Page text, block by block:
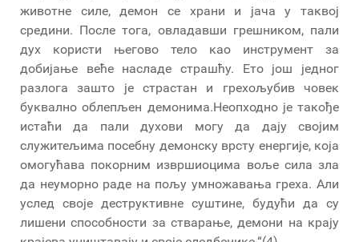
животне силе, демон се храни и јача у таквој
средини. После тога, овладавши грешником, пали
дух користи његово тело као инструмент за
добијање веће насладе страшћу. Ето још једног
разлога зашто је страстан и грехољубив човек
буквално облепљен демонима.Неопходно је такође
истаћи да пали духови могу да дају својим
служитељима посебну демонску врсту енергије, која
омогућава покорним извршиоцима воље сила зла
да неуморно раде на пољу умножавања греха. Али
услед своје деструктивне суштине, будући да су
лишени способности за стварање, демони на крају